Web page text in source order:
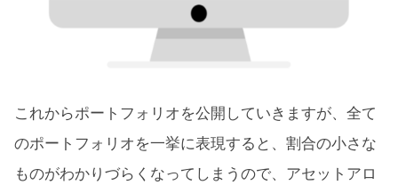
これからポートフォリオを公開していきますが、全て
のポートフォリオを一挙に表現すると、割合の小さな
ものがわかりづらくなってしまうので、アセットアロ